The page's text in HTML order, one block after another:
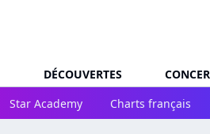
DÉCOUVERTES
Star Academy Charts français